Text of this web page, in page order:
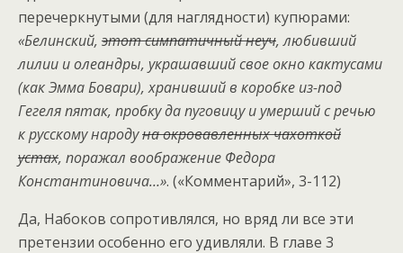
перечеркнутыми (для наглядности) купюрами:
«Белинский, этот симпатичный неуч, любивший
лилии и олеандры, украшавший свое окно кактусами
(как Эмма Бовари), хранивший в коробке из-под
Гегеля пятак, пробку да пуговицу и умерший с речью
к русскому народуна окровавленных чахоткой
устах, поражал воображение Федора
Константиновича…». («Комментарий», 3-112)
Да, Набоков сопротивлялся, но вряд ли все эти
претензии особенно его удивляли. В главе 3